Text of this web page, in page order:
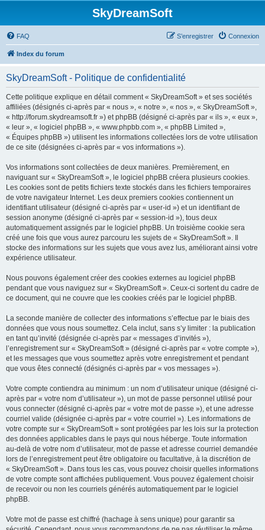
SkyDreamSoft
FAQ Connexion
S’enregistrer
Index du forum
SkyDreamSoft - Politique de confidentialité
Cette politique explique en détail comment « SkyDreamSoft » et ses sociétés
affiliées (désignés ci-après par « nous », « notre », « nos », « SkyDreamSoft »,
« http://forum.skydreamsoft.fr ») et phpBB (désigné ci-après par « ils », « eux »,
« leur », « logiciel phpBB », « www.phpbb.com », « phpBB Limited »,
« Équipes phpBB ») utilisent les informations collectées lors de votre utilisation
de ce site (désignées ci-après par « vos informations »).
Vos informations sont collectées de deux manières. Premièrement, en
naviguant sur « SkyDreamSoft », le logiciel phpBB créera plusieurs cookies.
Les cookies sont de petits fichiers texte stockés dans les fichiers temporaires
de votre navigateur Internet. Les deux premiers cookies contiennent un
identifiant utilisateur (désigné ci-après par « user-id ») et un identifiant de
session anonyme (désigné ci-après par « session-id »), tous deux
automatiquement assignés par le logiciel phpBB. Un troisième cookie sera
créé une fois que vous aurez parcouru les sujets de « SkyDreamSoft ». Il
stocke des informations sur les sujets que vous avez lus, améliorant ainsi votre
expérience utilisateur.
Nous pouvons également créer des cookies externes au logiciel phpBB
pendant que vous naviguez sur « SkyDreamSoft ». Ceux-ci sortent du cadre de
ce document, qui ne couvre que les cookies créés par le logiciel phpBB.
La seconde manière de collecter des informations s’effectue par le biais des
données que vous nous soumettez. Cela inclut, sans s’y limiter : la publication
en tant qu’invité (désignée ci-après par « messages d’invités »),
l’enregistrement sur « SkyDreamSoft » (désigné ci-après par « votre compte »),
et les messages que vous soumettez après votre enregistrement et pendant
que vous êtes connecté (désignés ci-après par « vos messages »).
Votre compte contiendra au minimum : un nom d’utilisateur unique (désigné ci-
après par « votre nom d’utilisateur »), un mot de passe personnel utilisé pour
vous connecter (désigné ci-après par « votre mot de passe »), et une adresse
courriel valide (désignée ci-après par « votre courriel »). Les informations de
votre compte sur « SkyDreamSoft » sont protégées par les lois sur la protection
des données applicables dans le pays qui nous héberge. Toute information
au-delà de votre nom d’utilisateur, mot de passe et adresse courriel demandée
lors de l’enregistrement peut être obligatoire ou facultative, à la discrétion de
« SkyDreamSoft ». Dans tous les cas, vous pouvez choisir quelles informations
de votre compte sont affichées publiquement. Vous pouvez également choisir
de recevoir ou non les courriels générés automatiquement par le logiciel
phpBB.
Votre mot de passe est chiffré (hachage à sens unique) pour garantir sa